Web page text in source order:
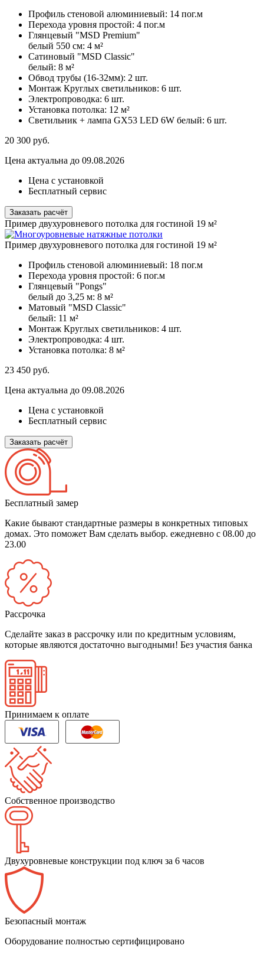
Профиль стеновой алюминиевый: 14 пог.м
Перехода уровня простой: 4 пог.м
Глянцевый "MSD Premium"
белый 550 см: 4 м²
Сатиновый "MSD Classic"
белый: 8 м²
Обвод трубы (16-32мм): 2 шт.
Монтаж Круглых светильников: 6 шт.
Электропроводка: 6 шт.
Установка потолка: 12 м²
Светильник + лампа GX53 LED 6W белый: 6 шт.
20 300 руб.
Цена актуальна до 09.08.2026
Цена с установкой
Бесплатный сервис
Заказать расчёт
Пример двухуровневого потолка для гостиной 19 м²
Пример двухуровневого потолка для гостиной 19 м²
Профиль стеновой алюминиевый: 18 пог.м
Перехода уровня простой: 6 пог.м
Глянцевый "Pongs"
белый до 3,25 м: 8 м²
Матовый "MSD Classic"
белый: 11 м²
Монтаж Круглых светильников: 4 шт.
Электропроводка: 4 шт.
Установка потолка: 8 м²
23 450 руб.
Цена актуальна до 09.08.2026
Цена с установкой
Бесплатный сервис
Заказать расчёт
Бесплатный замер
Какие бывают стандартные размеры в конкретных типовых
домах. Это поможет Вам сделать выбор. ежедневно с 08.00 до
23.00
Рассрочка
Сделайте заказ в рассрочку или по кредитным условиям,
которые являются достаточно выгодными! Без участия банка
Принимаем к оплате
Собственное производство
Двухуровневые конструкции под ключ за 6 часов
Безопасный монтаж
Оборудование полностью сертифицировано